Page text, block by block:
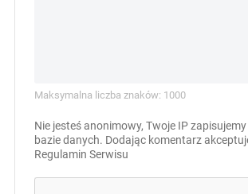
Maksymalna liczba znaków: 1000
Nie jesteś anonimowy, Twoje IP
bazie danych. Dodając komentarz
Regulamin Serwisu